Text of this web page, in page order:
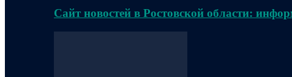
Сайт новостей в Ростовской области: